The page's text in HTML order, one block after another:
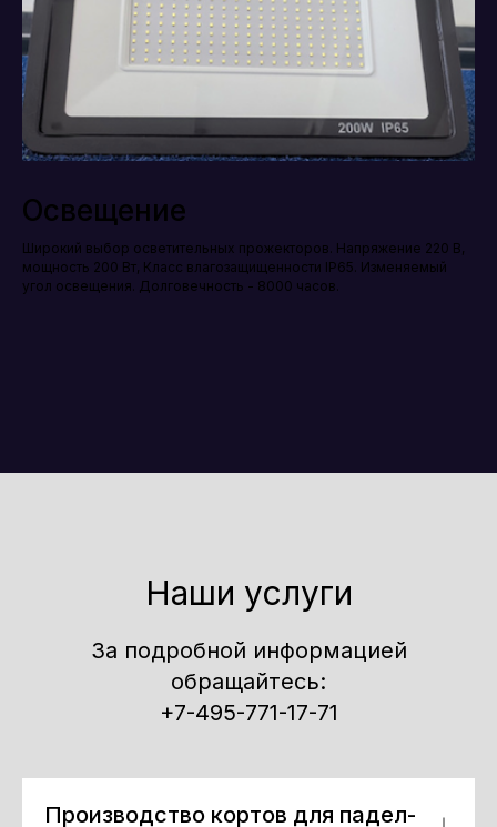
Освещение
Широкий выбор осветительных прожекторов. Напряжение 220 В,
мощность 200 Вт, Класс влагозащищенности IP65. Изменяемый
угол освещения. Долговечность - 8000 часов.
Наши услуги
За подробной информацией
обращайтесь:
+7-495-771-17-71
Производство кортов для падел-